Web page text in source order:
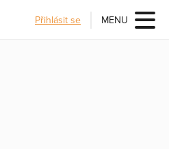
Přihlásit se MENU